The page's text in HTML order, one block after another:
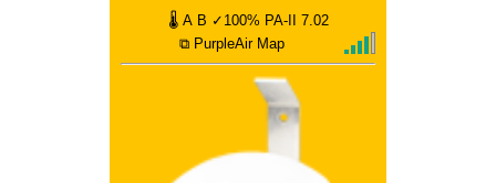
🌡 A B ✓100% PA-II
7.02
⧉ PurpleAir Map